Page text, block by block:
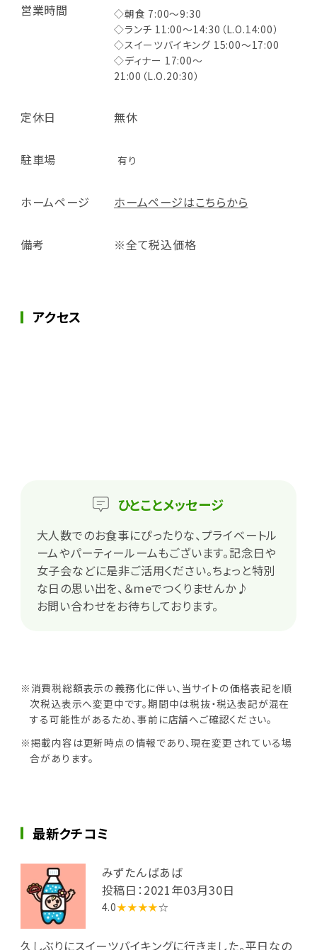
営業時間
◇朝食 7:00～9:30
◇ランチ 11:00～14:30（L.O.14:00）
◇スイーツバイキング 15:00～17:00
◇ディナー 17:00～
21:00（L.O.20:30）
定休日 無休
駐車場 有り
ホームページ ホームページはこちらから
備考 ※全て税込価格
アクセス
ひとことメッセージ
大人数でのお食事にぴったりな、プライベートル
ームやパーティールームもございます。記念日や
女子会などに是非ご活用ください。ちょっと特別
な日の思い出を、＆meでつくりませんか♪
お問い合わせをお待ちしております。
※消費税総額表示の義務化に伴い、当サイトの価格表記を順
次税込表示へ変更中です。期間中は税抜・税込表記が混在
する可能性があるため、事前に店舗へご確認ください。
※掲載内容は更新時点の情報であり、現在変更されている場
合があります。
最新クチコミ
みずたんばあば
投稿日：2021年03月30日
4.0★★★★☆
久しぶりにスイーツバイキングに行きました。平日なの